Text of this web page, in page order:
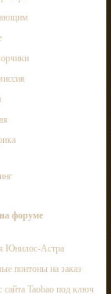
форуме
Юнилос-Астра
понтоны на заказ
сайта Taobao под ключ